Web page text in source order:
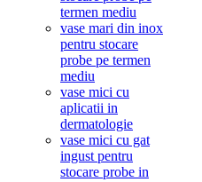
termen mediu
vase mari din inox
pentru stocare
probe pe termen
mediu
vase mici cu
aplicatii in
dermatologie
vase mici cu gat
ingust pentru
stocare probe in